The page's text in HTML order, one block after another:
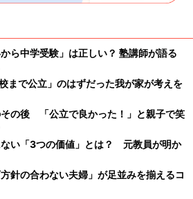
ら中学受験」は正しい？ 塾講師が語る
まで公立」のはずだった我が家が考えを
の後 「公立で良かった！」と親子で笑
い「3つの価値」とは？ 元教員が明か
針の合わない夫婦」が足並みを揃えるコ